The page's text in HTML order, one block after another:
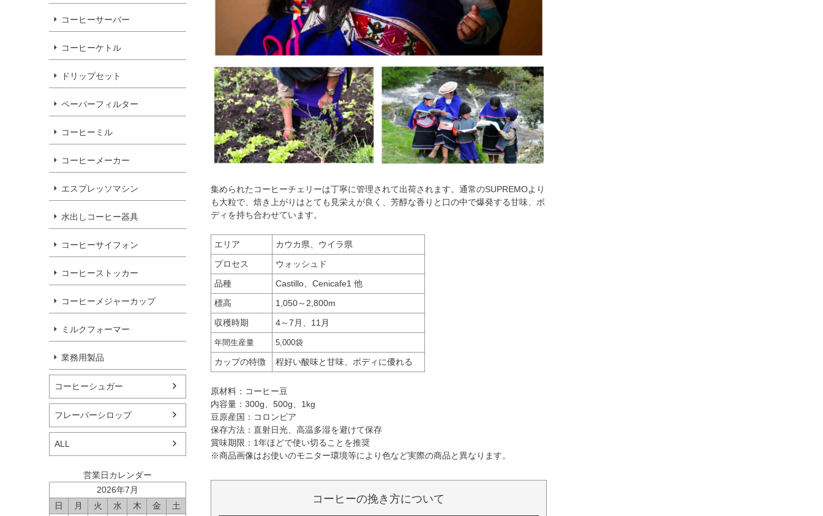
コーヒーサーバー
コーヒーケトル
ドリップセット
ペーパーフィルター
コーヒーミル
コーヒーメーカー
エスプレッソマシン
水出しコーヒー器具
コーヒーサイフォン
コーヒーストッカー
コーヒーメジャーカップ
ミルクフォーマー
業務用製品
コーヒーシュガー
フレーバーシロップ
ALL
営業日カレンダー
2026年7月
日
月 火 水 木 金
土
集められたコーヒーチェリーは丁寧に管理されて出荷されます。通常のSUPREMOより
も大粒で、焙き上がりはとても見栄えが良く、芳醇な香りと口の中で爆発する甘味、ボ
ディを持ち合わせています。
エリア
カウカ県、ウイラ県
プロセス
ウォッシュド
品種
Castillo、Cenicafe1 他
標高
1,050～2,800m
収穫時期
4～7月、11月
年間生産量 5,000袋
カップの特徴 程好い酸味と甘味、ボディに優れる
原材料：コーヒー豆
内容量：300g、500g、1kg
豆原産国：コロンビア
保存方法：直射日光、高温多湿を避けて保存
賞味期限：1年ほどで使い切ることを推奨
※商品画像はお使いのモニター環境等により色など実際の商品と異なります。
コーヒーの挽き方について